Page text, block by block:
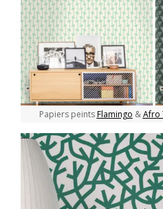
Papiers peintsFlamingo &Afro